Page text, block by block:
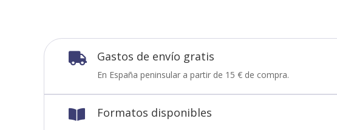
 Gastos de envío gratis
En España peninsular a partir de 15 € de compra.
 Formatos disponibles